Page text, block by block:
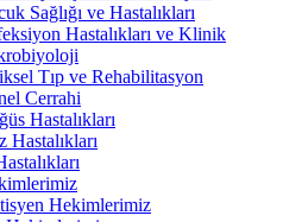
Sağlığı ve Hastalıkları
Hastalıkları ve Klinik
Tıp ve Rehabilitasyon
Cerrahi
Hastalıkları
Hastalıkları
Hekimlerimiz